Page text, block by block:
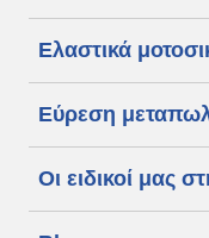
Ελαστικά
Εύρεση
Οι ειδικοί μας